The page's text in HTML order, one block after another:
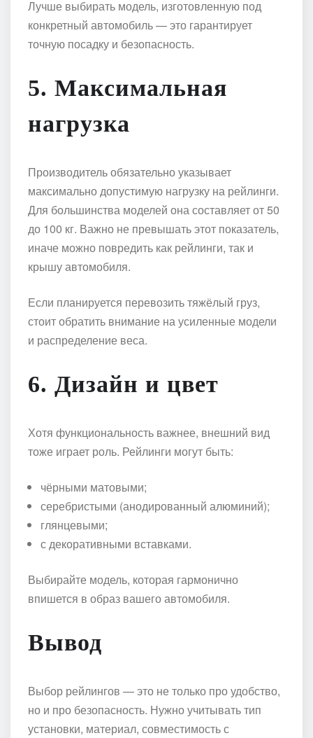
Лучше выбирать модель, изготовленную под
конкретный автомобиль — это гарантирует
точную посадку и безопасность.
5. Максимальная
нагрузка
Производитель обязательно указывает
максимально допустимую нагрузку на рейлинги.
Для большинства моделей она составляет от 50
до 100 кг. Важно не превышать этот показатель,
иначе можно повредить как рейлинги, так и
крышу автомобиля.
Если планируется перевозить тяжёлый груз,
стоит обратить внимание на усиленные модели
и распределение веса.
6. Дизайн и цвет
Хотя функциональность важнее, внешний вид
тоже играет роль. Рейлинги могут быть:
чёрными матовыми;
серебристыми (анодированный алюминий);
глянцевыми;
с декоративными вставками.
Выбирайте модель, которая гармонично
впишется в образ вашего автомобиля.
Вывод
Выбор рейлингов — это не только про удобство,
но и про безопасность. Нужно учитывать тип
установки, материал, совместимость с